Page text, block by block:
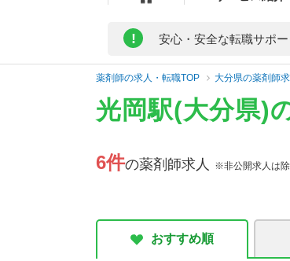
! 安心・安全な転職サポー
薬剤師の求人・転職TOP 大分県の薬剤師
光岡駅(大分県)
6件の薬剤師求人 ※非公開求人は除
おすすめ順